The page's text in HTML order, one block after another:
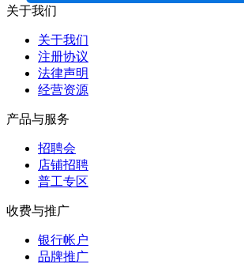
关于我们
关于我们
注册协议
法律声明
经营资源
产品与服务
招聘会
店铺招聘
普工专区
收费与推广
银行帐户
品牌推广